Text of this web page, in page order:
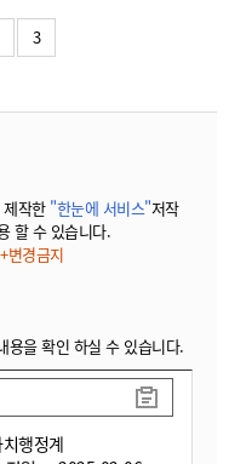
3
작한 "한눈에 서비스"저작
할 수 있습니다.
변경금지
을 확인 하실 수 있습니다.
행정계